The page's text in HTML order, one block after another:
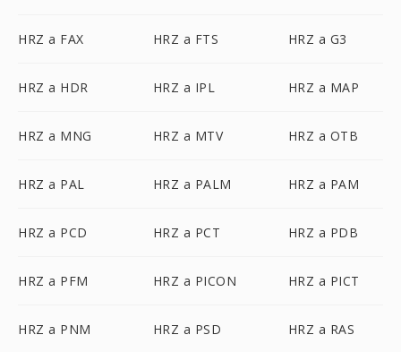
HRZ a FAX HRZ a FTS HRZ a G3
HRZ a HDR HRZ a IPL HRZ a MAP
HRZ a MNG HRZ a MTV HRZ a OTB
HRZ a PAL HRZ a PALM HRZ a PAM
HRZ a PCD HRZ a PCT HRZ a PDB
HRZ a PFM HRZ a PICON HRZ a PICT
HRZ a PNM HRZ a PSD HRZ a RAS